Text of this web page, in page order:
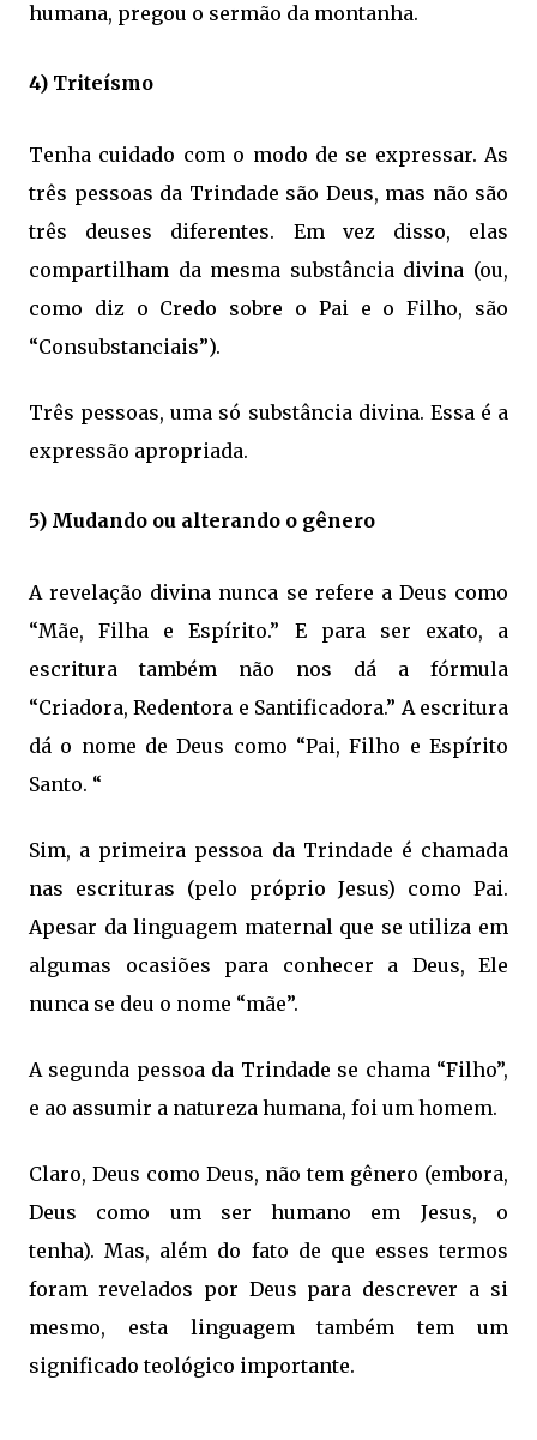
humana, pregou o sermão da montanha.
4) Triteísmo
Tenha cuidado com o modo de se expressar. As
três pessoas da Trindade são Deus, mas não são
três deuses diferentes. Em vez disso, elas
compartilham da mesma substância divina (ou,
como diz o Credo sobre o Pai e o Filho, são
“Consubstanciais”).
Três pessoas, uma só substância divina. Essa é a
expressão apropriada.
5) Mudando ou alterando o gênero
A revelação divina nunca se refere a Deus como
“Mãe, Filha e Espírito.” E para ser exato, a
escritura também não nos dá a fórmula
“Criadora, Redentora e Santificadora.” A escritura
dá o nome de Deus como “Pai, Filho e Espírito
Santo. “
Sim, a primeira pessoa da Trindade é chamada
nas escrituras (pelo próprio Jesus) como Pai.
Apesar da linguagem maternal que se utiliza em
algumas ocasiões para conhecer a Deus, Ele
nunca se deu o nome “mãe”.
A segunda pessoa da Trindade se chama “Filho”,
e ao assumir a natureza humana, foi um homem.
Claro, Deus como Deus, não tem gênero (embora,
Deus como um ser humano em Jesus, o
tenha). Mas, além do fato de que esses termos
foram revelados por Deus para descrever a si
mesmo, esta linguagem também tem um
significado teológico importante.